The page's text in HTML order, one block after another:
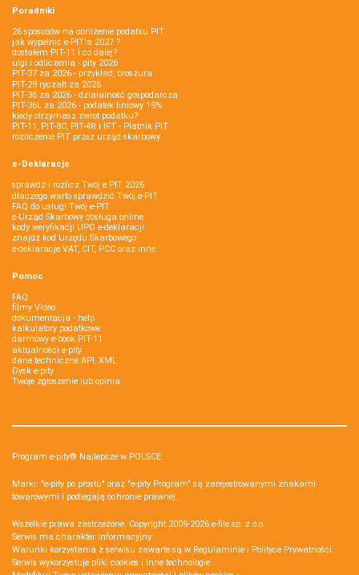
Poradniki
26 sposobów na obniżenie podatku PIT
jak wypełnić e-PIT'a 2027 ?
dostałem PIT-11 i co dalej?
ulgi i odliczenia - pity 2026
PIT-37 za 2026 - przykład, broszura
PIT-28 ryczałt za 2026
PIT-36 za 2026 - działalność gospodarcza
PIT-36L za 2026 - podatek liniowy 19%
kiedy otrzymasz zwrot podatku?
PIT-11, PIT-8C, PIT-4R i IFT - Płatnik PIT
rozliczenie PIT przez urząd skarbowy
e-Deklaracje
sprawdź i rozlicz Twój e PIT 2026
dlaczego warto sprawdzić Twój e-PIT
FAQ do usługi Twój e-PIT
e-Urząd Skarbowy obsługa online
kody weryfikacji UPO e-deklaracji
znajdź kod Urzędu Skarbowego
e-deklaracje VAT, CIT, PCC oraz inne
Pomoc
FAQ
filmy Video
dokumentacja - help
kalkulatory podatkowe
darmowy e-book PIT-11
aktualności e-pity
dane techniczne API, XML
Dysk e-pity
Twoje zgłoszenie lub opinia
Program e-pity® Najlepsze w POLSCE.
Marki: "e-pity po prostu" oraz "e-pity Program" są zarejestrowanymi znakami
towarowymi i podlegają ochronie prawnej.
Wszelkie prawa zastrzeżone. Copyright 2009-2026 e-file sp. z o.o.
Serwis ma charakter informacyjny.
Warunki korzystania z serwisu zawarte są w Regulaminie i Polityce Prywatności.
Serwis wykorzystuje pliki cookies i inne technologie.